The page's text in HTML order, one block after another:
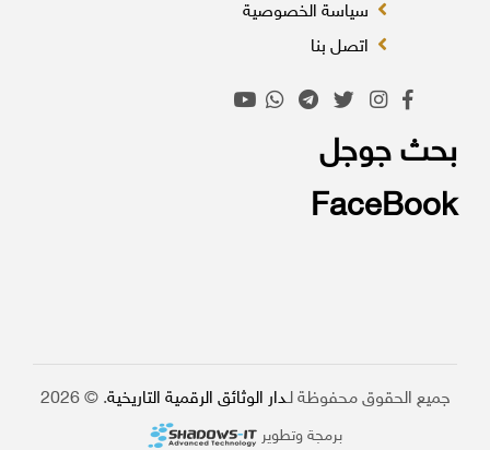
سياسة الخصوصية
اتصل بنا
بحث جوجل
FaceBook
جميع الحقوق محفوظة لـ دار الوثائق الرقمية التاريخية. © 2026
برمجة وتطوير